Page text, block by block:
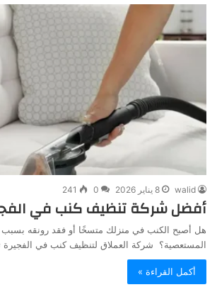
walid 8 يناير 2026 0
241
أفضل شركة تنظيف كنب في
هل أصبح الكنب في منزلك متسخًا أو فقد رونقه بسبب
المستعصية؟ شركة العملاق لتنظيف كنب في
أكمل القراءة »